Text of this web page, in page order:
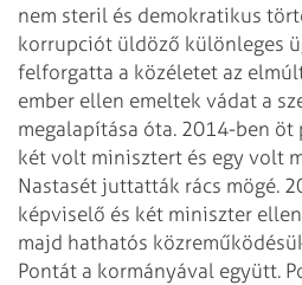
nem steril és demokratikus
korrupciót üldöző különleges
felforgatta a közéletet az
ember ellen emeltek vádat a
megalapítása óta. 2014-ben
két volt minisztert és egy volt
Nastasét juttatták rács mögé.
képviselő és két miniszter
majd hathatós
Pontát a kormányával együtt.